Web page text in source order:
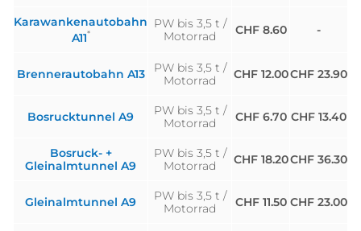
Karawankenautobahn
A11*
PW bis 3,5 t /
Motorrad
CHF 8.60 -
Brennerautobahn A13
PW bis 3,5 t /
Motorrad
CHF 12.00CHF 23.90
Bosrucktunnel A9
PW bis 3,5 t /
Motorrad
CHF 6.70 CHF 13.40
Bosruck- +
Gleinalmtunnel A9
PW bis 3,5 t /
Motorrad
CHF 18.20CHF 36.30
Gleinalmtunnel A9
PW bis 3,5 t /
Motorrad
CHF 11.50 CHF 23.00